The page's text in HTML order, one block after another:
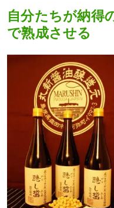
自分たちが納得
で熟成させる